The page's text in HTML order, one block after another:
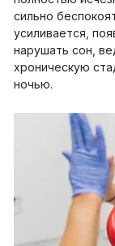
сильно
усиливается,
нарушать сон,
хроническую
ночью.